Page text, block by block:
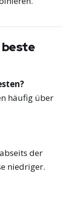
beste
häufig über
der
niedriger.